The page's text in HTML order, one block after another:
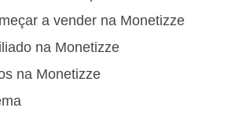
a vender na Monetizze
na Monetizze
na Monetizze